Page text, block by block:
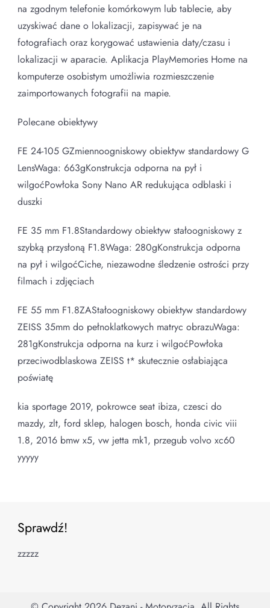
na zgodnym telefonie komórkowym lub tablecie, aby
uzyskiwać dane o lokalizacji, zapisywać je na
fotografiach oraz korygować ustawienia daty/czasu i
lokalizacji w aparacie. Aplikacja PlayMemories Home na
komputerze osobistym umożliwia rozmieszczenie
zaimportowanych fotografii na mapie.
Polecane obiektywy
FE 24-105 GZmiennoogniskowy obiektyw standardowy G
LensWaga: 663gKonstrukcja odporna na pył i
wilgoćPowłoka Sony Nano AR redukująca odblaski i
duszki
FE 35 mm F1.8Standardowy obiektyw stałoogniskowy z
szybką przysłoną F1.8Waga: 280gKonstrukcja odporna
na pył i wilgoćCiche, niezawodne śledzenie ostrości przy
filmach i zdjęciach
FE 55 mm F1.8ZAStałoogniskowy obiektyw standardowy
ZEISS 35mm do pełnoklatkowych matryc obrazuWaga:
281gKonstrukcja odporna na kurz i wilgoćPowłoka
przeciwodblaskowa ZEISS t* skutecznie osłabiająca
poświatę
kia sportage 2019, pokrowce seat ibiza, czesci do
mazdy, zlt, ford sklep, halogen bosch, honda civic viii
1.8, 2016 bmw x5, vw jetta mk1, przegub volvo xc60
yyyyy
Sprawdź!
zzzzz